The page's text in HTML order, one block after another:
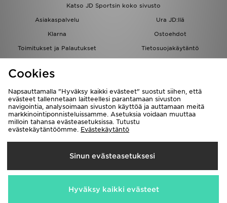
Katso JD Sportsin koko sivusto
Asiakaspalvelu
Ura JD:llä
Klarna
Ostoehdot
Toimitukset ja Palautukset
Tietosuojakäytäntö
Löydä myymälä
Kumppanuusohjelma
JD Blog
Toimitetaan
Suomi
Me hyväksymme seuraavat maksutavat
Cookies
Napsauttamalla "Hyväksy kaikki evästeet" suostut siihen, että
evästeet tallennetaan laitteellesi parantamaan sivuston
navigointia, analysoimaan sivuston käyttöä ja auttamaan meitä
markkinointiponnisteluissamme. Asetuksia voidaan muuttaa
milloin tahansa evästeasetuksissa. Tutustu
evästekäytäntöömme. Evästekäytäntö
Sinun evästeasetuksesi
Hyväksy kaikki evästeet